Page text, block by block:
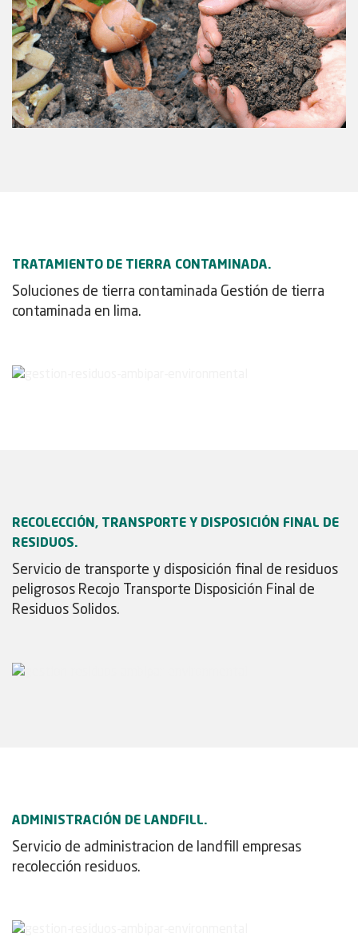
TRATAMIENTO DE TIERRA CONTAMINADA.
Soluciones de tierra contaminada Gestión de tierra
contaminada en lima.
RECOLECCIÓN, TRANSPORTE Y DISPOSICIÓN FINAL DE
RESIDUOS.
Servicio de transporte y disposición final de residuos
peligrosos Recojo Transporte Disposición Final de
Residuos Solidos.
ADMINISTRACIÓN DE LANDFILL.
Servicio de administracion de landfill empresas
recolección residuos.